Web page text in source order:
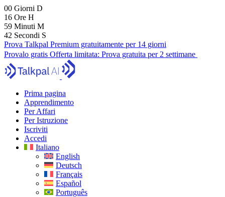
00 Giorni D
16 Ore H
59 Minuti M
41 Secondi S
Prova Talkpal Premium gratuitamente per 14 giorni
Provalo gratis Offerta limitata: Prova gratuita per 2 settimane
Prima pagina
Apprendimento
Per Affari
Per Istruzione
Iscriviti
Accedi
Italiano
English
Deutsch
Français
Español
Português